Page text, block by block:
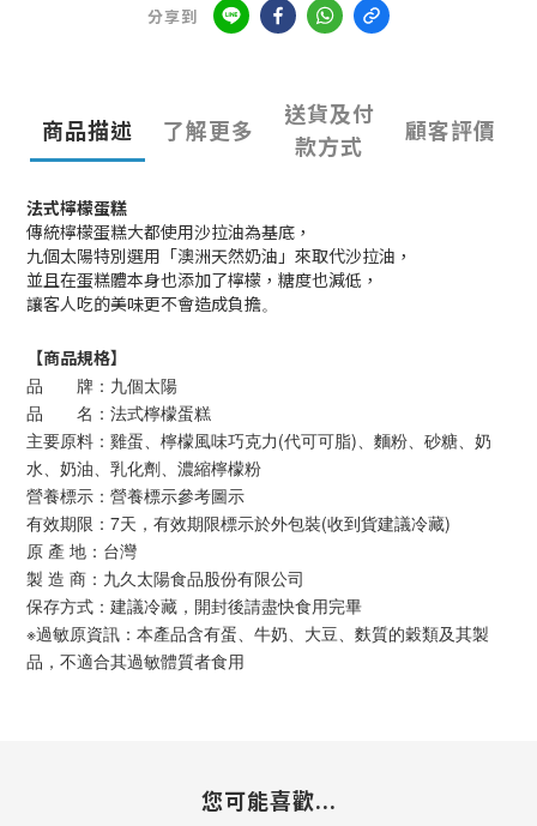
分享到
商品描述 了解更多
送貨及付
款方式
顧客評價
法式檸檬蛋糕
傳統檸檬蛋糕大都使用沙拉油為基底，
九個太陽特別選用「澳洲天然奶油」來取代沙拉油，
並且在蛋糕體本身也添加了檸檬，糖度也減低，
讓客人吃的美味更不會造成負擔。
【商品規格】
品 牌：九個太陽
品 名：法式檸檬蛋糕
主要原料：雞蛋、檸檬風味巧克力(代可可脂)、麵粉、砂糖、奶
水、奶油、乳化劑、濃縮檸檬粉
營養標示：營養標示參考圖示
有效期限：7天，有效期限標示於外包裝(收到貨建議冷藏)
原 產 地：台灣
製 造 商：九久太陽食品股份有限公司
保存方式：建議冷藏，開封後請盡快食用完畢
※過敏原資訊：本產品含有蛋、牛奶、大豆、麩質的穀類及其製
品，不適合其過敏體質者食用
您可能喜歡...